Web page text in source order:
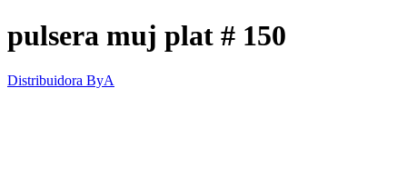
pulsera muj plat # 150
Distribuidora ByA